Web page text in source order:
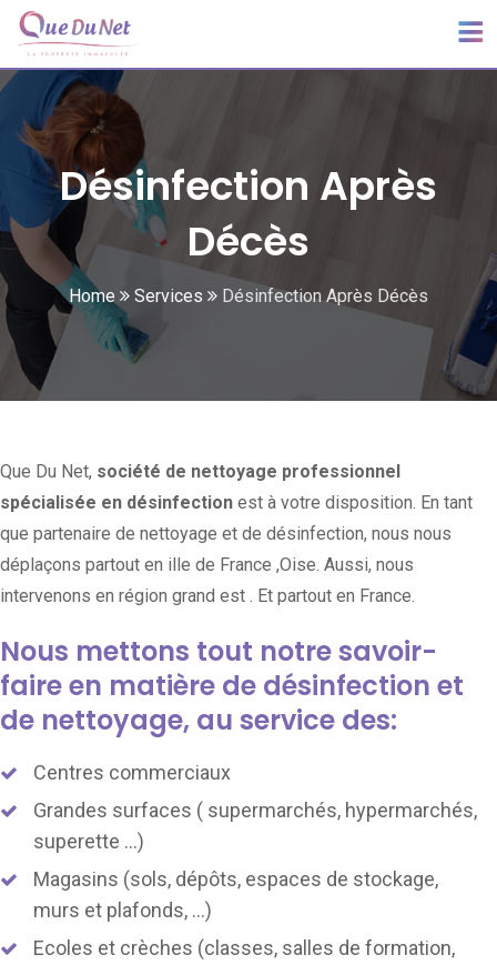
Désinfection Après
Décès
Home Services Désinfection Après Décès
Que Du Net, société de nettoyage professionnel
spécialisée en désinfection est à votre disposition. En tant
que partenaire de nettoyage et de désinfection, nous nous
déplaçons partout en ille de France ,Oise. Aussi, nous
intervenons en région grand est . Et partout en France.
Nous mettons tout notre savoir-
faire en matière de désinfection et
de nettoyage, au service des:
Centres commerciaux
Grandes surfaces ( supermarchés, hypermarchés,
superette …)
Magasins (sols, dépôts, espaces de stockage,
murs et plafonds, …)
Ecoles et crèches (classes, salles de formation,